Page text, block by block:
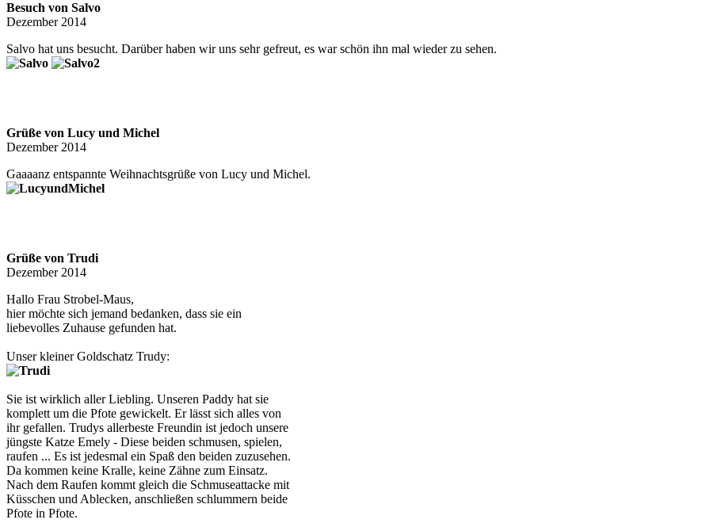
Besuch von Salvo
Dezember 2014
Salvo hat uns besucht. Darüber haben wir uns sehr gefreut, es war schön ihn mal wieder zu sehen.
Grüße von Lucy und Michel
Dezember 2014
Gaaaanz entspannte Weihnachtsgrüße von Lucy und Michel.
Grüße von Trudi
Dezember 2014
Hallo Frau Strobel-Maus,
hier möchte sich jemand bedanken, dass sie ein
liebevolles Zuhause gefunden hat.
Unser kleiner Goldschatz Trudy:
Sie ist wirklich aller Liebling. Unseren Paddy hat sie
komplett um die Pfote gewickelt. Er lässt sich alles von
ihr gefallen. Trudys allerbeste Freundin ist jedoch unsere
jüngste Katze Emely - Diese beiden schmusen, spielen,
raufen ... Es ist jedesmal ein Spaß den beiden zuzusehen.
Da kommen keine Kralle, keine Zähne zum Einsatz.
Nach dem Raufen kommt gleich die Schmuseattacke mit
Küsschen und Ablecken, anschließen schlummern beide
Pfote in Pfote.